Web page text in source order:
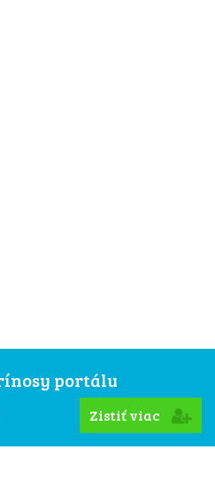
portálu
Zistiť viac